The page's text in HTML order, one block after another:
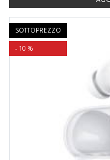
SOTTOPREZZO
- 10 %